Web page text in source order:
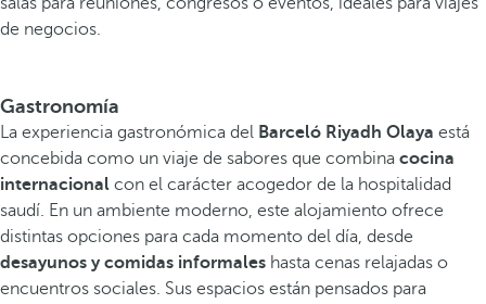
de negocios.
Gastronomía
La experiencia gastronómica del Barceló Riyadh Olaya está
concebida como un viaje de sabores que combina cocina
internacional con el carácter acogedor de la hospitalidad
saudí. En un ambiente moderno, este alojamiento ofrece
distintas opciones para cada momento del día, desde
desayunos y comidas informales hasta cenas relajadas o
encuentros sociales. Sus espacios están pensados para